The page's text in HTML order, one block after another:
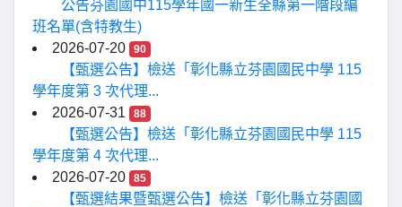
公告芬園國中115學年國一新生全縣第一階段編
班名單(含特教生)
2026-07-20
90
【甄選公告】檢送「彰化縣立芬園國民中學 115
學年度第 3 次代理...
2026-07-31
88
【甄選公告】檢送「彰化縣立芬園國民中學 115
學年度第 4 次代理...
2026-07-20
85
【甄選結果暨甄選公告】檢送「彰化縣立芬園國